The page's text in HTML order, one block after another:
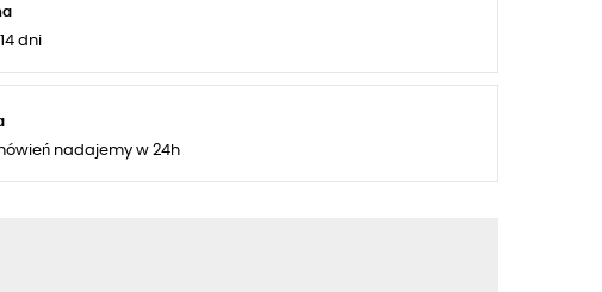
dni
nadajemy w 24h